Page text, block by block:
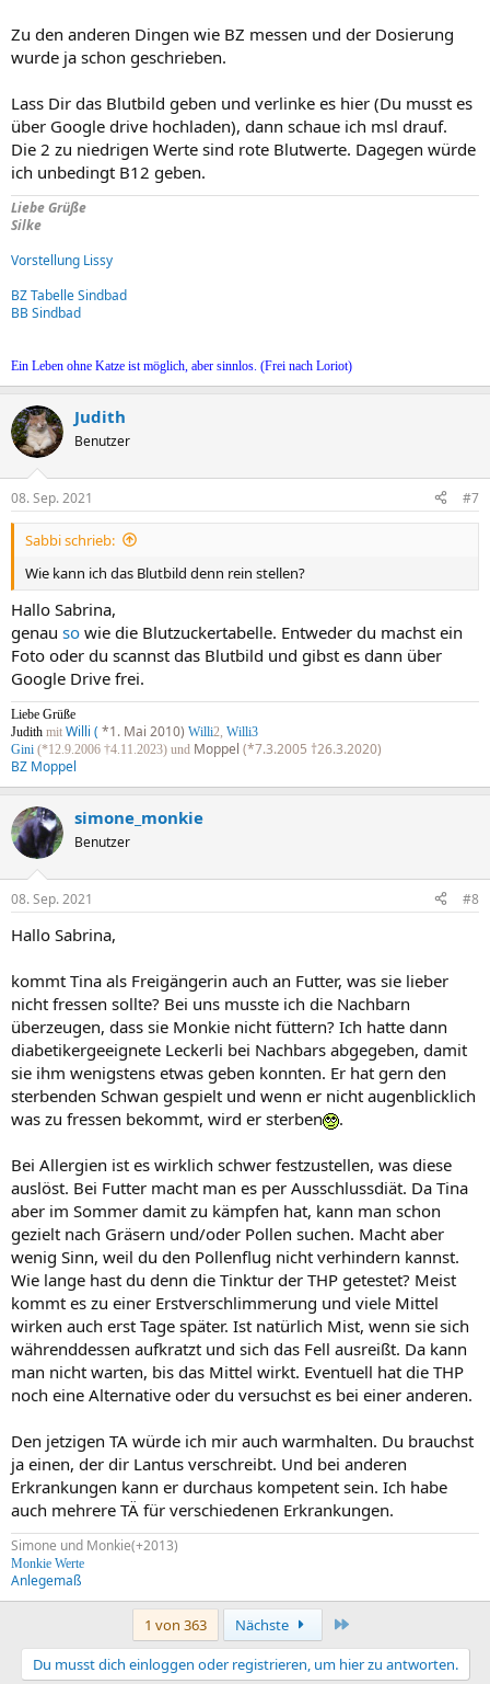
Zu den anderen Dingen wie BZ messen und der Dosierung
wurde ja schon geschrieben.
Lass Dir das Blutbild geben und verlinke es hier (Du musst es
über Google drive hochladen), dann schaue ich msl drauf.
Die 2 zu niedrigen Werte sind rote Blutwerte. Dagegen würde
ich unbedingt B12 geben.
Liebe Grüße
Silke
Vorstellung Lissy
BZ Tabelle Sindbad
BB Sindbad
Ein Leben ohne Katze ist möglich, aber sinnlos. (Frei nach Loriot)
Judith
Benutzer
08. Sep. 2021 #7
Sabbi schrieb:
Wie kann ich das Blutbild denn rein stellen?
Hallo Sabrina,
genau so wie die Blutzuckertabelle. Entweder du machst ein
Foto oder du scannst das Blutbild und gibst es dann über
Google Drive frei.
Liebe Grüße
Judith mit Willi ( *1. Mai 2010) Willi2, Willi3
Gini (*12.9.2006 †4.11.2023) und Moppel (*7.3.2005 †26.3.2020)
BZ Moppel
simone_monkie
Benutzer
08. Sep. 2021 #8
Hallo Sabrina,
kommt Tina als Freigängerin auch an Futter, was sie lieber
nicht fressen sollte? Bei uns musste ich die Nachbarn
überzeugen, dass sie Monkie nicht füttern? Ich hatte dann
diabetikergeeignete Leckerli bei Nachbars abgegeben, damit
sie ihm wenigstens etwas geben konnten. Er hat gern den
sterbenden Schwan gespielt und wenn er nicht augenblicklich
was zu fressen bekommt, wird er sterben
.
Bei Allergien ist es wirklich schwer festzustellen, was diese
auslöst. Bei Futter macht man es per Ausschlussdiät. Da Tina
aber im Sommer damit zu kämpfen hat, kann man schon
gezielt nach Gräsern und/oder Pollen suchen. Macht aber
wenig Sinn, weil du den Pollenflug nicht verhindern kannst.
Wie lange hast du denn die Tinktur der THP getestet? Meist
kommt es zu einer Erstverschlimmerung und viele Mittel
wirken auch erst Tage später. Ist natürlich Mist, wenn sie sich
währenddessen aufkratzt und sich das Fell ausreißt. Da kann
man nicht warten, bis das Mittel wirkt. Eventuell hat die THP
noch eine Alternative oder du versuchst es bei einer anderen.
Den jetzigen TA würde ich mir auch warmhalten. Du brauchst
ja einen, der dir Lantus verschreibt. Und bei anderen
Erkrankungen kann er durchaus kompetent sein. Ich habe
auch mehrere TÄ für verschiedenen Erkrankungen.
Simone und Monkie(+2013)
Monkie Werte
Anlegemaß
1 von 363 Nächste
Du musst dich einloggen oder registrieren, um hier zu antworten.